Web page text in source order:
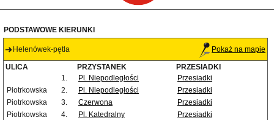
PODSTAWOWE KIERUNKI
Helenówek-pętla Pokaż na mapie
ULICA PRZYSTANEK
PRZESIADKI
1.
Pl. Niepodległości
Przesiadki
Piotrkowska
2. Pl. Niepodległości
Przesiadki
Piotrkowska
3. Czerwona
Przesiadki
Piotrkowska
4. Pl. Katedralny
Przesiadki